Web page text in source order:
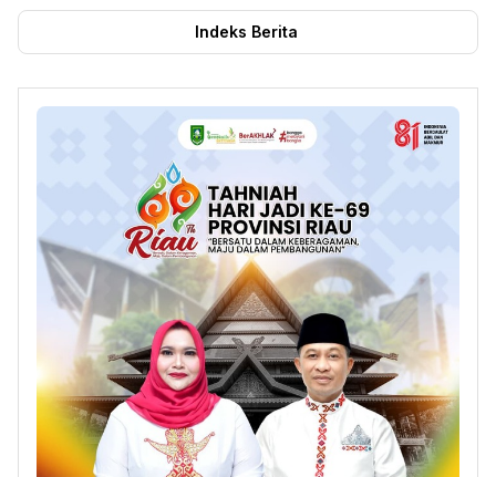
Indeks Berita